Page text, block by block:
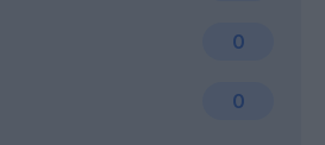
0
0